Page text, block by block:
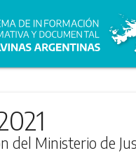
del Ministerio de